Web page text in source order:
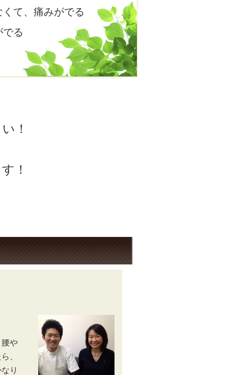
て、痛みがでる
る
！
！
や
、
り